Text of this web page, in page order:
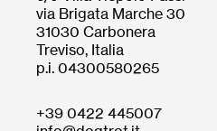
via Brigata Marche 30
31030 Carbonera
Treviso, Italia
p.i. 04300580265
+39 0422 445007